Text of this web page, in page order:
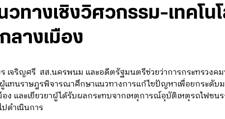
วทางเชิงวิศวกรรม-เทคโน
ลางเมือง
เจริญศรี สส.นครพนม และอดีตรัฐมนตรีช่วยว่าการกระทรวงค
ทนราษฎรพิจารณาศึกษาแนวทางการแก้ไขปัญหาเพื่อยกระดับ
ง และเยียวยาผู้ได้รับผลกระทบจากเหตุการณ์อุบัติเหตุรถไฟชน
ดำเนินการ